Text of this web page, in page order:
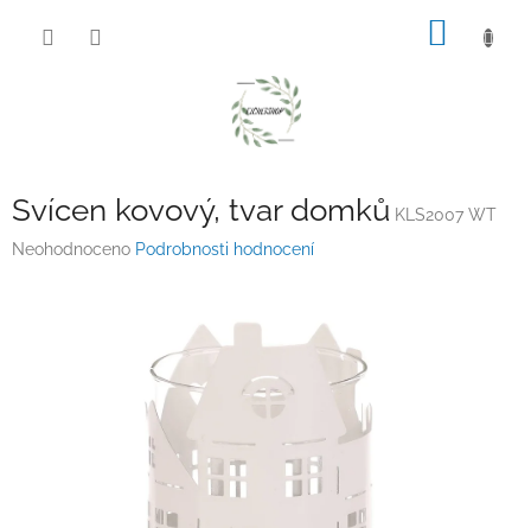
Svícen kovový, tvar domků KLS2007 WT
Průměrné
Neohodnoceno Podrobnosti hodnocení